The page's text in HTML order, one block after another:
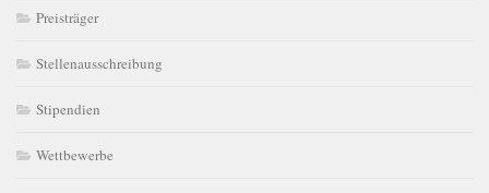
Preisträger
Stellenausschreibung
Stipendien
Wettbewerbe